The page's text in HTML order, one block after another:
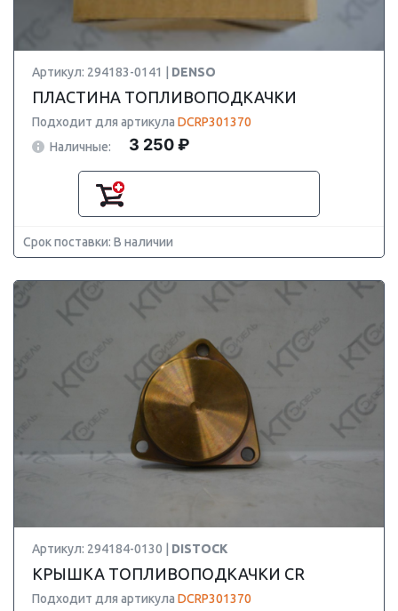
Артикул: 294183-0141 | DENSO
ПЛАСТИНА ТОПЛИВОПОДКАЧКИ
Подходит для артикула DCRP301370
Наличные:
3 250 ₽
Срок поставки: В наличии
Артикул: 294184-0130 | DISTOCK
КРЫШКА ТОПЛИВОПОДКАЧКИ CR
Подходит для артикула DCRP301370